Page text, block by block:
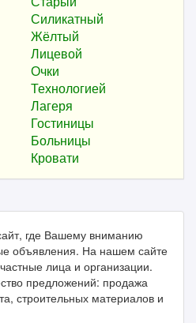
Силикатный
Жёлтый
Лицевой
Очки
Технологией
Лагеря
Гостиницы
Больницы
Кровати
где Вашему вниманию
объявления. На нашем сайте
лица и организации.
предложений: продажа
строительных материалов и